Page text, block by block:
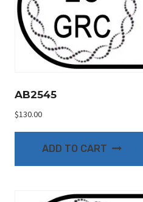
AB2545
$130.00
ADD TO CART